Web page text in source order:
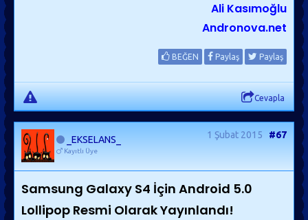
Ali Kasımoğlu
Andronova.net
BEĞEN Paylaş Paylaş
Cevapla
_EKSELANS_
Kayıtlı Üye
1 Şubat 2015 #67
Samsung Galaxy S4 İçin Android 5.0
Lollipop Resmi Olarak Yayınlandı!